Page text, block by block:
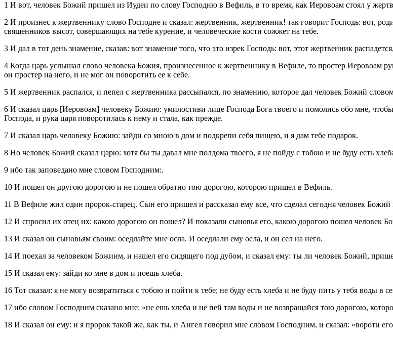
1 И вот, человек Божий пришел из Иудеи по слову Господню в Вефиль, в то время, как Иеровоам стоял у
2 И произнес к жертвеннику слово Господне и сказал: жертвенник, жертвенник! так говорит Господь: вот,
священников высот, совершающих на тебе курение, и человеческие кости сожжет на тебе.
3 И дал в тот день знамение, сказав: вот знамение того, что это изрек Господь: вот, этот жертвенник
4 Когда царь услышал слово человека Божия, произнесенное к жертвеннику в Вефиле, то простер Иеровоам
он простер на него, и не мог он поворотить ее к себе.
5 И жертвенник распался, и пепел с жертвенника рассыпался, по знамению, которое дал человек Божий
6 И сказал царь [Иеровоам] человеку Божию: умилостиви лице Господа Бога твоего и помолись обо мне,
Господа, и рука царя поворотилась к нему и стала, как прежде.
7 И сказал царь человеку Божию: зайди со мною в дом и подкрепи себя пищею, и я дам тебе подарок.
8 Но человек Божий сказал царю: хотя бы ты давал мне полдома твоего, я не пойду с тобою и не буду есть
9 ибо так заповедано мне словом Господним:.
10 И пошел он другою дорогою и не пошел обратно тою дорогою, которою пришел в Вефиль.
11 В Вефиле жил один пророк‑старец. Сын его пришел и рассказал ему все, что сделал сегодня человек
12 И спросил их отец их: какою дорогою он пошел? И показали сыновья его, какою дорогою пошел человек
13 И сказал он сыновьям своим: оседлайте мне осла. И оседлали ему осла, и он сел на него.
14 И поехал за человеком Божиим, и нашел его сидящего под дубом, и сказал ему: ты ли человек Божий,
15 И сказал ему: зайди ко мне в дом и поешь хлеба.
16 Тот сказал: я не могу возвратиться с тобою и пойти к тебе; не буду есть хлеба и не буду пить у тебя воды в
17 ибо словом Господним сказано мне: «не ешь хлеба и не пей там воды и не возвращайся тою дорогою,
18 И сказал он ему: и я пророк такой же, как ты, и Ангел говорил мне словом Господним, и сказал: «вороти